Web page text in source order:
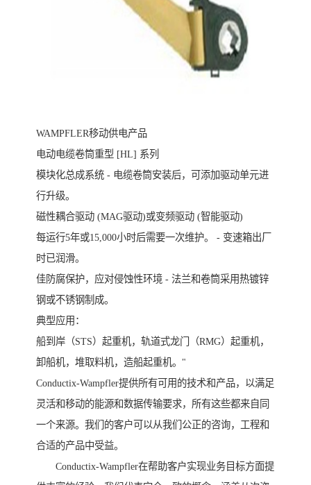
WAMPFLER移动供电产品
电动电缆卷筒重型 [HL] 系列
模块化总成系统 - 电缆卷筒安装后，可添加驱动单元进
行升级。
磁性耦合驱动 (MAG驱动)或变频驱动 (智能驱动)
每运行5年或15,000小时后需要一次维护。 - 变速箱出厂
时已润滑。
佳防腐保护，应对侵蚀性环境 - 法兰和卷筒采用热镀锌
钢或不锈钢制成。
典型应用：
船到岸（STS）起重机，轨道式龙门（RMG）起重机，
卸船机，堆取料机，造船起重机。"
Conductix-Wampfler提供所有可用的技术和产品，以满足
灵活和移动的能源和数据传输要求，所有这些都来自同
一个来源。我们的客户可以从我们公正的咨询，工程和
合适的产品中受益。
Conductix-Wampfler在帮助客户实现业务目标方面提